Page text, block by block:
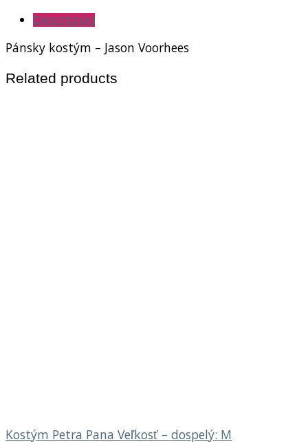
Description
Pánsky kostým – Jason Voorhees
Related products
Kostým Petra Pana Veľkosť – dospelý: M